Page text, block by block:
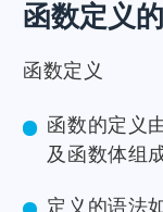
函数定义
函数定义
函数的定义
及函数体组成
定义的语法